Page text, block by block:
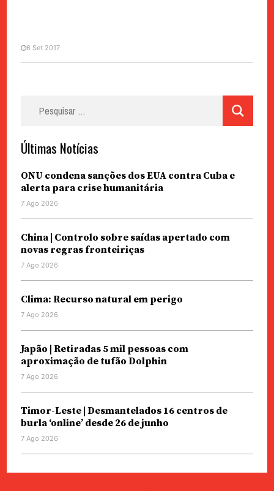
Zen by Maquette | Meggie
6 Set 2017
Últimas Notícias
ONU condena sanções dos EUA contra Cuba e
alerta para crise humanitária
7 Ago 2026
China | Controlo sobre saídas apertado com
novas regras fronteiriças
7 Ago 2026
Clima: Recurso natural em perigo
7 Ago 2026
Japão | Retiradas 5 mil pessoas com
aproximação de tufão Dolphin
7 Ago 2026
Timor-Leste | Desmantelados 16 centros de
burla ‘online’ desde 26 de junho
7 Ago 2026